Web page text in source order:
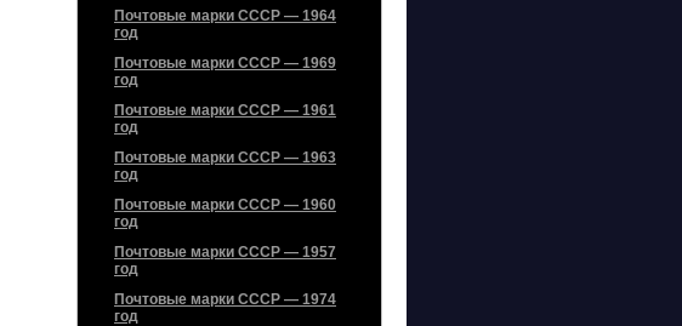
Почтовые марки СССР — 1964
год
Почтовые марки СССР — 1969
год
Почтовые марки СССР — 1961
год
Почтовые марки СССР — 1963
год
Почтовые марки СССР — 1960
год
Почтовые марки СССР — 1957
год
Почтовые марки СССР — 1974
год